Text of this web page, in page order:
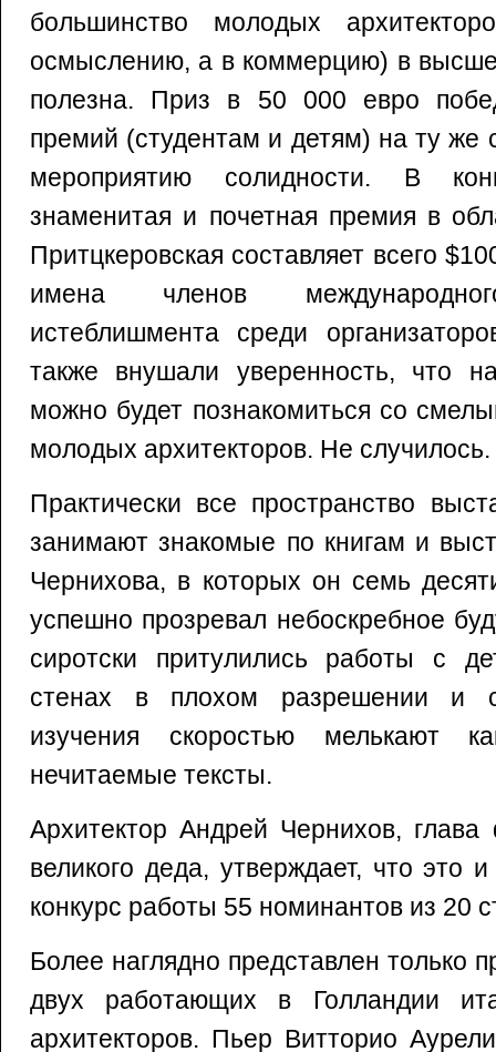
большинство молодых
осмыслению, а в коммерцию) в
полезна. Приз в 50 000 евро
премий (студентам и детям) на ту же
мероприятию солидности. В
знаменитая и почетная премия в
Притцкеровская составляет всего
имена членов
истеблишмента среди
также внушали уверенность, что
можно будет познакомиться со
молодых архитекторов. Не случилось.
Практически все пространство
занимают знакомые по книгам и
Чернихова, в которых он семь
успешно прозревал небоскребное
сиротски притулились работы с
стенах в плохом разрешении и
изучения скоростью мелькают
нечитаемые тексты.
Архитектор Андрей Чернихов,
великого деда, утверждает, что это
конкурс работы 55 номинантов из 20
Более наглядно представлен только
двух работающих в Голландии
архитекторов. Пьер Витторио